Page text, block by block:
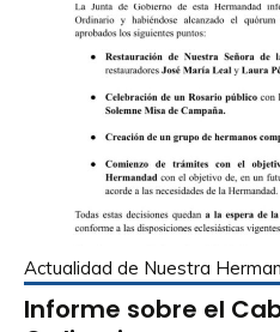
Actualidad de Nuestra
Informe sobre el